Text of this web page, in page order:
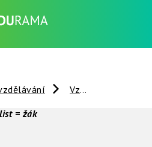
Vzdálené experimenty
= žák